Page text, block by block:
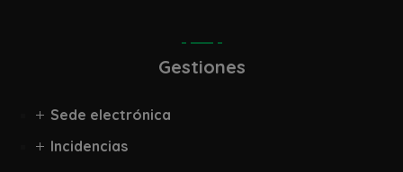
Gestiones
Sede electrónica
Incidencias